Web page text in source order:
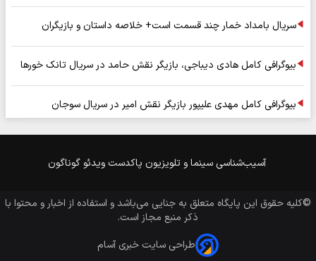
سریال بامداد خمار چند قسمت است+ خلاصه داستان و بازیگران
بیوگرافی کامل هادی دیباجی، بازیگر نقش حامد در سریال تانک خورها
بیوگرافی کامل مهدی علیپور بازیگر نقش امیر در سریال سوجان
آسیب‌شناسی سینما و تلویزیون پاکدست ویدئو گوناگون
©کلیه حقوق این پایگاه متعلق به جنایی می‌باشد و استفاده از اخبار و محتوا با
ذکر منبع مجاز است.
طراحی سایت خبری آسام